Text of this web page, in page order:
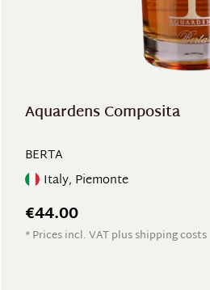
Aquardens Composita
BERTA
Italy, Piemonte
€44.00
* Prices incl. VAT plus shipping costs